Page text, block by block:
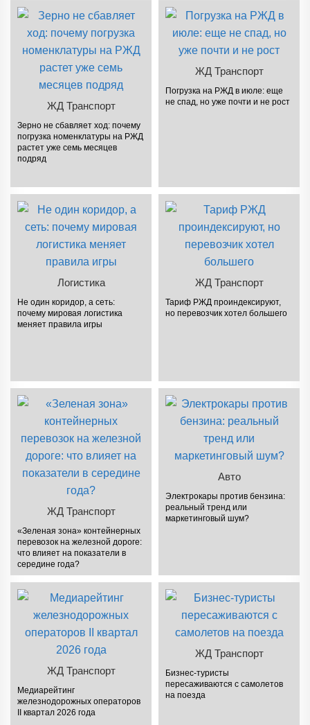
ЖД Транспорт
Зерно не сбавляет ход: почему
погрузка номенклатуры на РЖД
растет уже семь месяцев
подряд
ЖД Транспорт
Погрузка на РЖД в июле: еще
не спад, но уже почти и не рост
Логистика
Не один коридор, а сеть:
почему мировая логистика
меняет правила игры
ЖД Транспорт
Тариф РЖД проиндексируют,
но перевозчик хотел большего
ЖД Транспорт
«Зеленая зона» контейнерных
перевозок на железной дороге:
что влияет на показатели в
середине года?
Авто
Электрокары против бензина:
реальный тренд или
маркетинговый шум?
ЖД Транспорт
Медиарейтинг
железнодорожных операторов
II квартал 2026 года
ЖД Транспорт
Бизнес-туристы
пересаживаются с самолетов
на поезда